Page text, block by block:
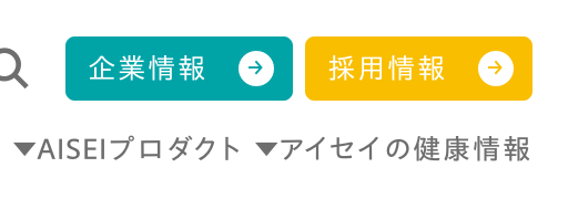
企業情報 採用情報
AISEIプロダクト アイセイの健康情報